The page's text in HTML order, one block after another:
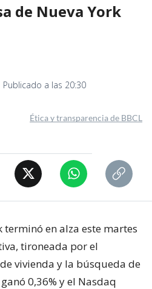
de Nueva York
a las 20:30
Ética y transparencia de BBCL
terminó en alza este martes
tironeada por el
vivienda y la búsqueda de
0,36% y el Nasdaq